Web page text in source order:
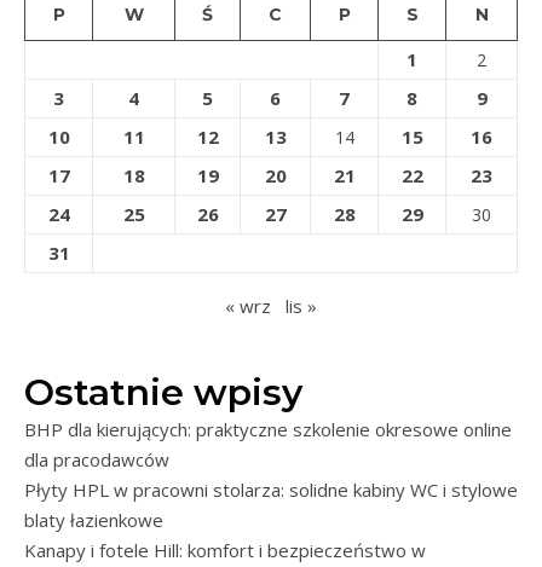
P W Ś C P S N
1 2
3 4 5 6 7 8
9
10
11 12 13 14 15
16
17
18 19 20 21 22
23
24
25 26 27 28 29 30
31
« wrz lis »
Ostatnie wpisy
BHP dla kierujących: praktyczne szkolenie okresowe online
dla pracodawców
Płyty HPL w pracowni stolarza: solidne kabiny WC i stylowe
blaty łazienkowe
Kanapy i fotele Hill: komfort i bezpieczeństwo w